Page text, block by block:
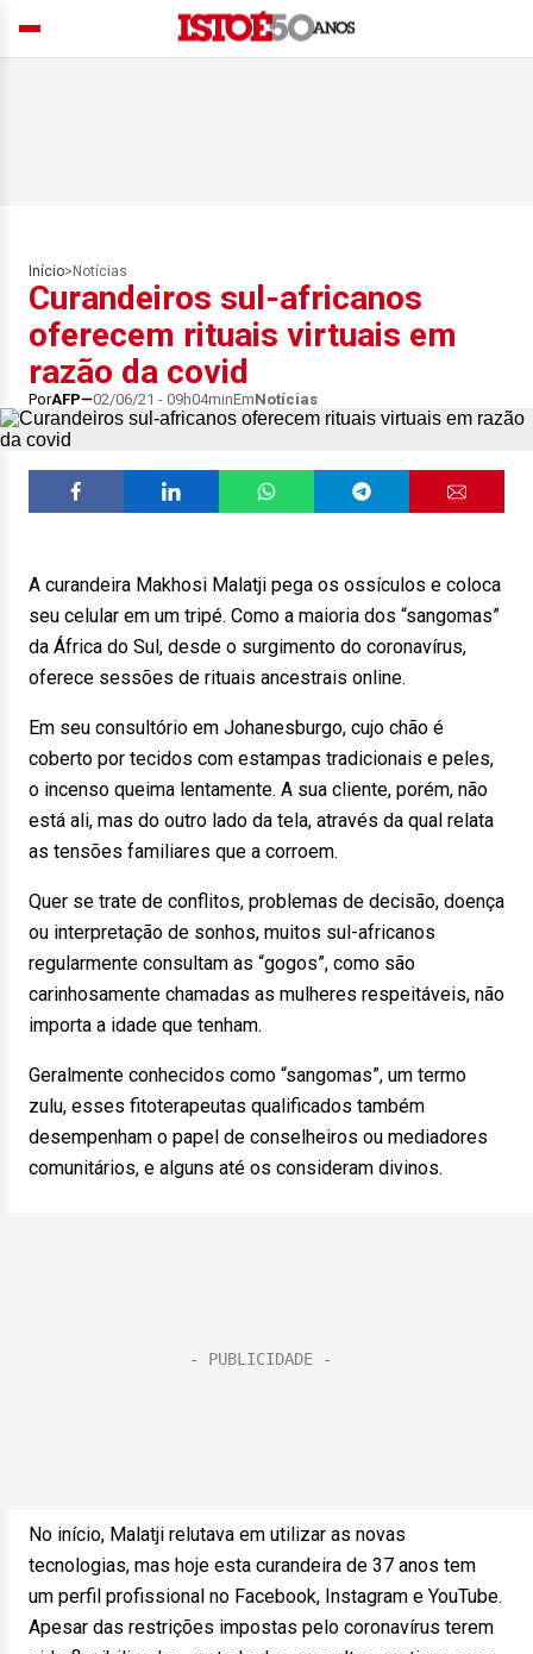
Início> Notícias
Curandeiros sul-africanos
oferecem rituais virtuais em
razão da covid
PorAFP 02/06/21 - 09h04minEmNotícias
A curandeira Makhosi Malatji pega os ossículos e coloca
seu celular em um tripé. Como a maioria dos “sangomas”
da África do Sul, desde o surgimento do coronavírus,
oferece sessões de rituais ancestrais online.
Em seu consultório em Johanesburgo, cujo chão é
coberto por tecidos com estampas tradicionais e peles,
o incenso queima lentamente. A sua cliente, porém, não
está ali, mas do outro lado da tela, através da qual relata
as tensões familiares que a corroem.
Quer se trate de conflitos, problemas de decisão, doença
ou interpretação de sonhos, muitos sul-africanos
regularmente consultam as “gogos”, como são
carinhosamente chamadas as mulheres respeitáveis, não
importa a idade que tenham.
Geralmente conhecidos como “sangomas”, um termo
zulu, esses fitoterapeutas qualificados também
desempenham o papel de conselheiros ou mediadores
comunitários, e alguns até os consideram divinos.
No início, Malatji relutava em utilizar as novas
tecnologias, mas hoje esta curandeira de 37 anos tem
um perfil profissional no Facebook, Instagram e YouTube.
Apesar das restrições impostas pelo coronavírus terem